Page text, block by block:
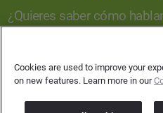
¿Quieres saber cómo
productos, marca o
Cookies are used to improve your
on new features. Learn more in our